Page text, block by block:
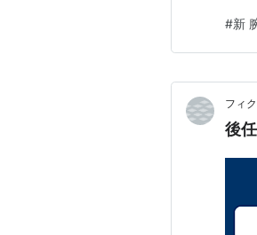
「よ
間の
#新
フィ
後